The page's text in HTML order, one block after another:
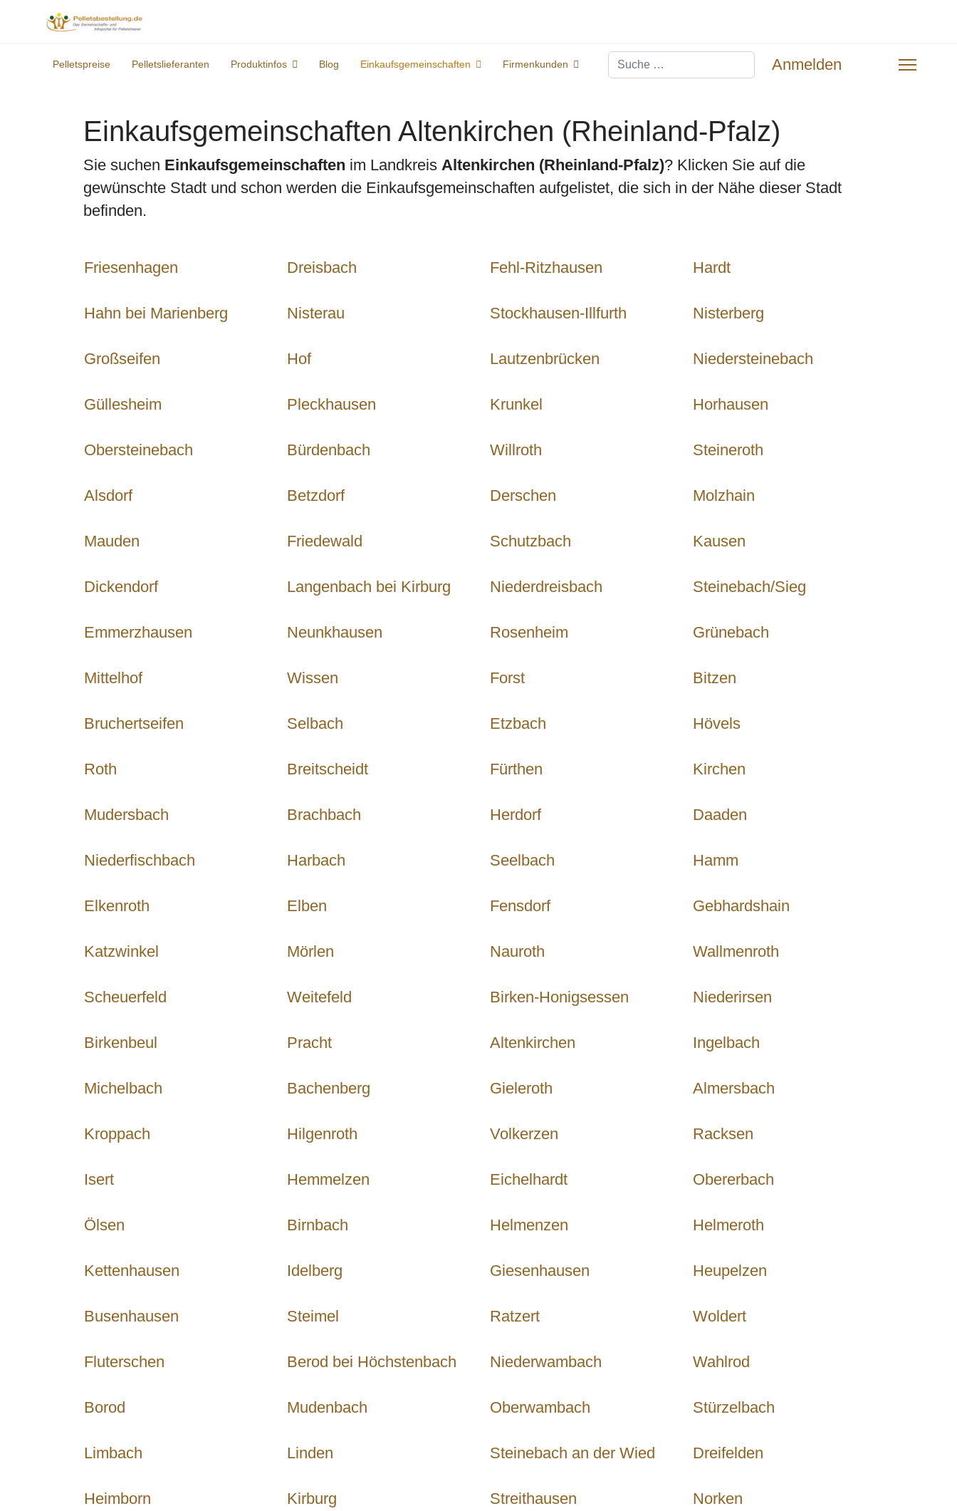
Pelletspreise Pelletslieferanten Produktinfos Blog Einkaufsgemeinschaften Firmenkunden Suchen Anmelden
Einkaufsgemeinschaften Altenkirchen (Rheinland-Pfalz)
Sie suchen Einkaufsgemeinschaften im Landkreis Altenkirchen (Rheinland-Pfalz)? Klicken Sie auf die
gewünschte Stadt und schon werden die Einkaufsgemeinschaften aufgelistet, die sich in der Nähe dieser Stadt
befinden.
Friesenhagen Dreisbach Fehl-Ritzhausen Hardt
Hahn bei Marienberg Nisterau Stockhausen-Illfurth Nisterberg
Großseifen Hof Lautzenbrücken Niedersteinebach
Güllesheim Pleckhausen Krunkel Horhausen
Obersteinebach Bürdenbach Willroth Steineroth
Alsdorf Betzdorf Derschen Molzhain
Mauden Friedewald Schutzbach Kausen
Dickendorf Langenbach bei Kirburg Niederdreisbach Steinebach/Sieg
Emmerzhausen Neunkhausen Rosenheim Grünebach
Mittelhof Wissen Forst Bitzen
Bruchertseifen Selbach Etzbach Hövels
Roth Breitscheidt Fürthen Kirchen
Mudersbach Brachbach Herdorf Daaden
Niederfischbach Harbach Seelbach Hamm
Elkenroth Elben Fensdorf Gebhardshain
Katzwinkel Mörlen Nauroth Wallmenroth
Scheuerfeld Weitefeld Birken-Honigsessen Niederirsen
Birkenbeul Pracht Altenkirchen Ingelbach
Michelbach Bachenberg Gieleroth Almersbach
Kroppach Hilgenroth Volkerzen Racksen
Isert Hemmelzen Eichelhardt Obererbach
Ölsen Birnbach Helmenzen Helmeroth
Kettenhausen Idelberg Giesenhausen Heupelzen
Busenhausen Steimel Ratzert Woldert
Fluterschen Berod bei Höchstenbach Niederwambach Wahlrod
Borod Mudenbach Oberwambach Stürzelbach
Limbach Linden Steinebach an der Wied Dreifelden
Heimborn Kirburg Streithausen Norken